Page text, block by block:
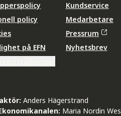
policy
på EFN
Kundservice
Medarbetare
Pressrum
Nyhetsbrev
Anders Hägerstrand
Maria Nordin